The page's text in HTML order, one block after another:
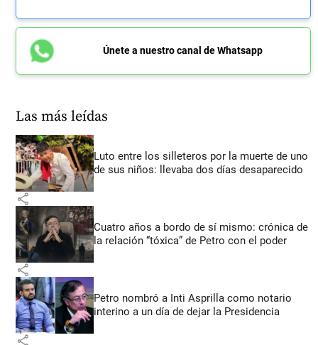
Únete a nuestro canal de Whatsapp
Las más leídas
Luto entre los silleteros por la muerte de uno
de sus niños: llevaba dos días desaparecido
share
Cuatro años a bordo de sí mismo: crónica de
la relación “tóxica” de Petro con el poder
share
Petro nombró a Inti Asprilla como notario
interino a un día de dejar la Presidencia
share